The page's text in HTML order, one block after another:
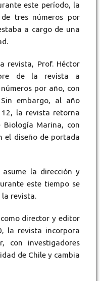
este período, la
tres números por
a cargo de una
revista, Prof. Héctor
de la revista a
por año, con
embargo, al año
la revista retorna
Marina, con
el diseño de portada
la dirección y
este tiempo se
la revista.
director y editor
la revista incorpora
con investigadores
de Chile y cambia